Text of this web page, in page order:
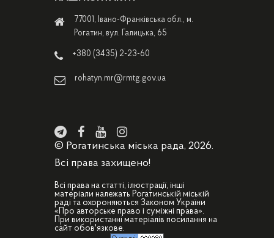
77001, Івано-Франківська обл., м.
Рогатин, вул. Галицька, 65
+380 (3435) 2-23-60
rohatyn.mr@rmtg.gov.ua
© Рогатинська міська рада, 2026.
Всі права захищено!
Всі права на статті, ілюстрації, інші
матеріали належать Рогатинській міській
раді та охороняються Законом України
«Про авторське право і суміжні права».
При використанні матеріалів посилання на
сайт обов'язкове.